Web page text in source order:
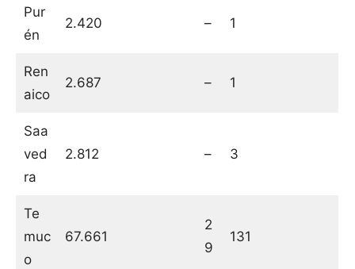
Pur
én
2.420 – 1
Ren
aico
2.687 – 1
Saa
ved
ra
2.812 – 3
Te
muc
o
67.661
2
9
131